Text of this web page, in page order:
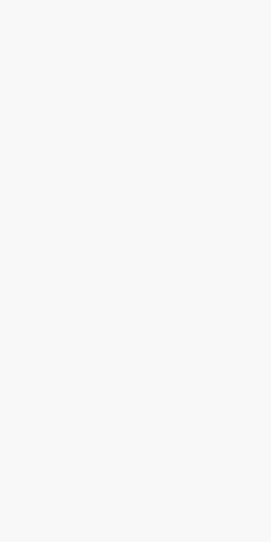
mất yêu thích, hương hoa, trầu cau, rượu trà.
khí tang lễ. Giỗ hết tròn 2 năm, đánh dấu hết tang. Từ năm
cháu.
trước 1 ngày để mời tổ tiên. Ngày chính giỗ mới là lễ quan